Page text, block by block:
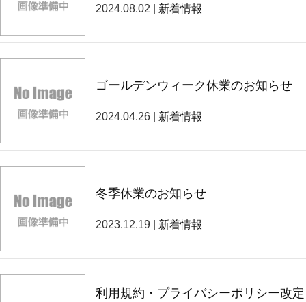
2024.08.02 | 新着情報
ゴールデンウィーク休業のお知らせ
2024.04.26 | 新着情報
冬季休業のお知らせ
2023.12.19 | 新着情報
利用規約・プライバシーポリシー改定